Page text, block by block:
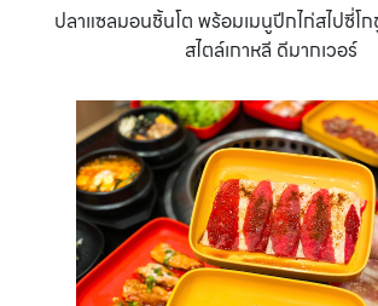
ปลาแซลมอนชิ้นโต พร้อมเมนูปีกไก่สไปซี่โ
สไตล์เกาหลี ดีมากเวอร์